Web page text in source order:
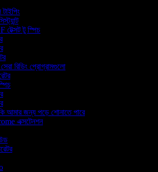
টু স্পিচ
রিডিং প্রোগ্রামগুলো
আমার জন্য পড়ে শোনাতে পারে
এক্সটেনশন